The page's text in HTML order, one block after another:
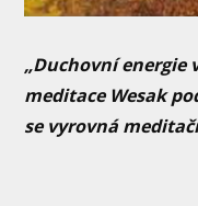
„Duchovní energie
meditace Wesak
se vyrovná